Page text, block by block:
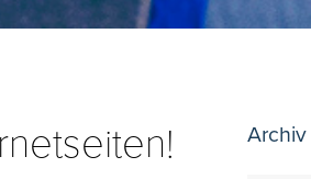
Archiv